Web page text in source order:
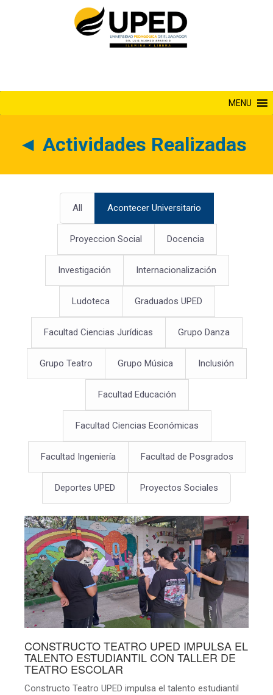
MENU
◄ Actividades Realizadas
All Acontecer Universitario
Proyeccion Social Docencia
Investigación Internacionalización
Ludoteca Graduados UPED
Facultad Ciencias Jurídicas Grupo Danza
Grupo Teatro Grupo Música Inclusión
Facultad Educación
Facultad Ciencias Económicas
Facultad Ingeniería Facultad de Posgrados
Deportes UPED Proyectos Sociales
CONSTRUCTO TEATRO UPED IMPULSA EL
TALENTO ESTUDIANTIL CON TALLER DE
TEATRO ESCOLAR
Constructo Teatro UPED impulsa el talento estudiantil